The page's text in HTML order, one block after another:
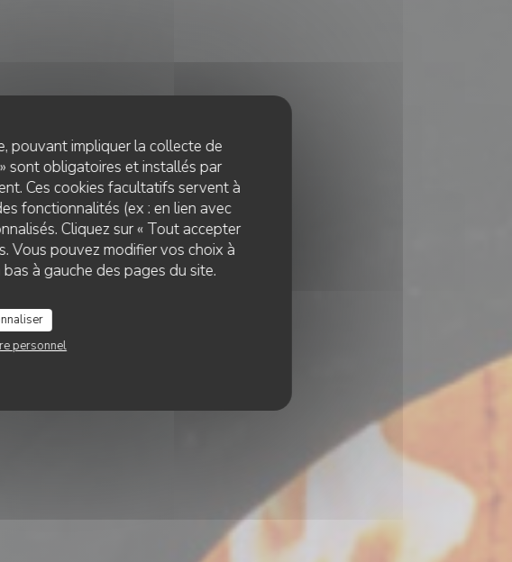
pouvant impliquer la collecte de
sont obligatoires et installés par
Ces cookies facultatifs servent à
fonctionnalités (ex : en lien avec
Cliquez sur « Tout accepter
Vous pouvez modifier vos choix à
à gauche des pages du site.
personnel